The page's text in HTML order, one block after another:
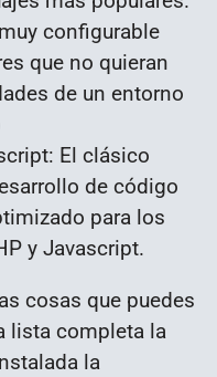
configurable
que no quieran
de un entorno
El clásico
de código
para los
y Javascript.
cosas que puedes
lista completa la
la